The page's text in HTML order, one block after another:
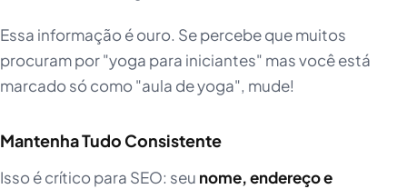
Essa informação é ouro. Se percebe que muitos
procuram por "yoga para iniciantes" mas você está
marcado só como "aula de yoga", mude!
Mantenha Tudo Consistente
Isso é crítico para SEO: seu nome, endereço e